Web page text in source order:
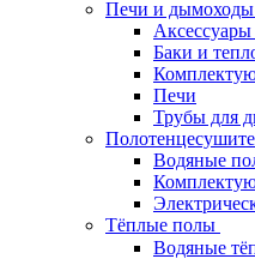
Печи и дымоходы
Баки и
Печи
Трубы для
Водяные
Тёплые полы
Водяные